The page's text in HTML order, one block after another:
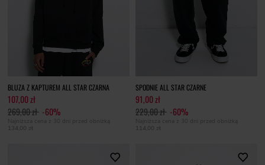
BLUZA Z KAPTUREM ALL STAR CZARNA
107,00 zł
269,00 zł -60%
Najniższa cena z 30 dni przed obniżką
134,00 zł
SPODNIE ALL STAR CZARNE
91,00 zł
229,00 zł -60%
Najniższa cena z 30 dni przed obniżką
114,00 zł